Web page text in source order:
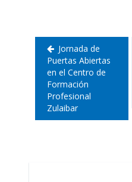
Jornada de
Puertas Abiertas
en el Centro de
Formación
Profesional
Zulaibar